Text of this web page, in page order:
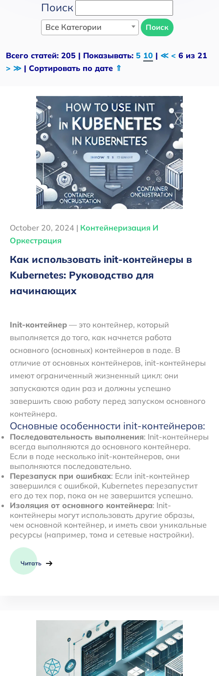
Поиск
Все Категории Поиск
Всего статей: 205 | Показывать: 5 10 | ≪ < 6 из 21
> ≫ | Сортировать по дате ⇑
October 20, 2024 | Контейнеризация И
Оркестрация
Как использовать init-контейнеры в
Kubernetes: Руководство для
начинающих
Init-контейнер — это контейнер, который
выполняется до того, как начнется работа
основного (основных) контейнеров в поде. В
отличие от основных контейнеров, init-контейнеры
имеют ограниченный жизненный цикл: они
запускаются один раз и должны успешно
завершить свою работу перед запуском основного
контейнера.
Основные особенности init-контейнеров:
Последовательность выполнения: Init-контейнеры
всегда выполняются до основного контейнера.
Если в поде несколько init-контейнеров, они
выполняются последовательно.
Перезапуск при ошибках: Если init-контейнер
завершился с ошибкой, Kubernetes перезапустит
его до тех пор, пока он не завершится успешно.
Изоляция от основного контейнера: Init-
контейнеры могут использовать другие образы,
чем основной контейнер, и иметь свои уникальные
ресурсы (например, тома и сетевые настройки).
Читать